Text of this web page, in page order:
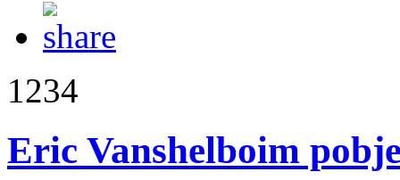
1234
Eric Vanshelboim